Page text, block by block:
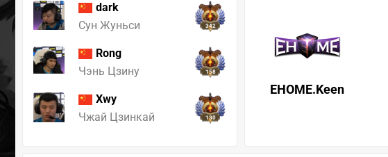
dark
Сун Жуньси
342
Rong
Чэнь Цзину
158
Xwy
Чжай Цзинкай
130
EHOME.Keen